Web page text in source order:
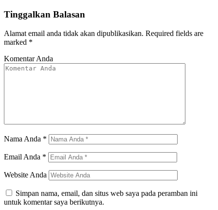
Tinggalkan Balasan
Alamat email anda tidak akan dipublikasikan. Required fields are
marked *
Komentar Anda
Nama Anda *
Email Anda *
Website Anda
Simpan nama, email, dan situs web saya pada peramban ini
untuk komentar saya berikutnya.